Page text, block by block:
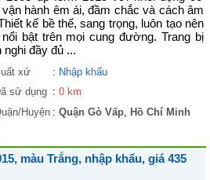
hành êm ái, đầm chắc và cách âm
kế bề thế, sang trọng, luôn tạo nên
nổi bật trên mọi cung đường. Trang bị
nghi đầy đủ ...
xứ : Nhập khẩu
sử dụng : 0 km
Huyện : Quận Gò Vấp, Hồ Chí Minh
màu Trắng, nhập khẩu, giá 435